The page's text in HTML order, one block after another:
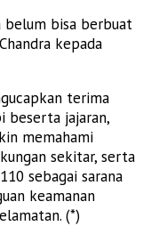
belum bisa berbuat
kepada
terima
beserta jajaran,
memahami
sekitar, serta
sebagai sarana
keamanan
(*)